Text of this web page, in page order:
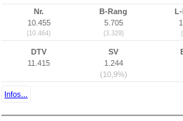
Nr.
10.455
(10.464)
B-Rang
5.705
(3.329)
DTV
11.415
SV
1.244
(10,9%)
Infos...